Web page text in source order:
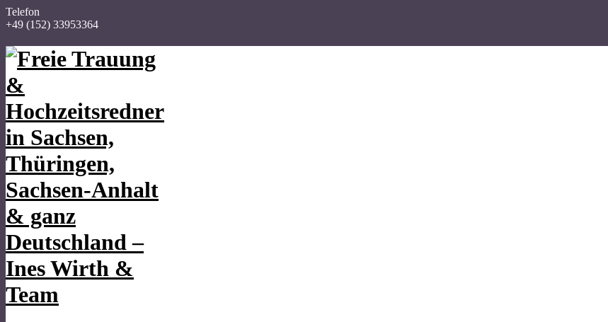
Telefon
+49 (152) 33953364